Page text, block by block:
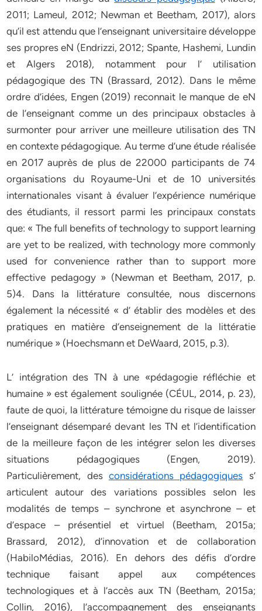
2011; Lameul, 2012; Newman et Beetham, 2017), alors
qu’il est attendu que l’enseignant universitaire développe
ses propres eN (Endrizzi, 2012; Spante, Hashemi, Lundin
et Algers 2018), notamment pour l’ utilisation
pédagogique des TN (Brassard, 2012). Dans le même
ordre d’idées, Engen (2019) reconnait le manque de eN
de l’enseignant comme un des principaux obstacles à
surmonter pour arriver une meilleure utilisation des TN
en contexte pédagogique. Au terme d’une étude réalisée
en 2017 auprès de plus de 22000 participants de 74
organisations du Royaume-Uni et de 10 universités
internationales visant à évaluer l’expérience numérique
des étudiants, il ressort parmi les principaux constats
que: « The full benefits of technology to support learning
are yet to be realized, with technology more commonly
used for convenience rather than to support more
effective pedagogy » (Newman et Beetham, 2017, p.
5)4. Dans la littérature consultée, nous discernons
également la nécessité « d’ établir des modèles et des
pratiques en matière d’enseignement de la littératie
numérique » (Hoechsmann et DeWaard, 2015, p.3).
L’ intégration des TN à une «pédagogie réfléchie et
humaine » est également soulignée (CÉUL, 2014, p. 23),
faute de quoi, la littérature témoigne du risque de laisser
l’enseignant désemparé devant les TN et l’identification
de la meilleure façon de les intégrer selon les diverses
situations pédagogiques (Engen, 2019).
Particulièrement, des considérations pédagogiques s’
articulent autour des variations possibles selon les
modalités de temps – synchrone et asynchrone – et
d’espace – présentiel et virtuel (Beetham, 2015a;
Brassard, 2012), d’innovation et de collaboration
(HabiloMédias, 2016). En dehors des défis d’ordre
technique faisant appel aux compétences
technologiques et à l’accès aux TN (Beetham, 2015a;
Collin, 2016), l’accompagnement des enseignants